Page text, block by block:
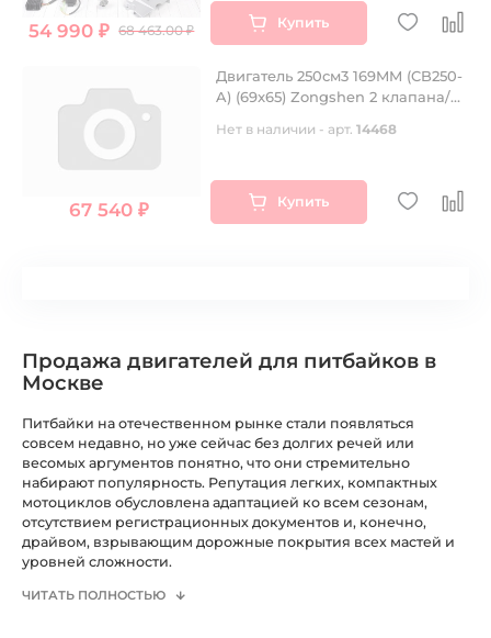
54 990 ₽ 68 463.00 ₽ Купить
67 540 ₽
Двигатель 250см3 169MM (CB250-
A) (69x65) Zongshen 2 клапана/
комплект+радиаторы
Нет в наличии - арт.14468
Купить
Продажа двигателей для питбайков в
Москве
Питбайки на отечественном рынке стали появляться
совсем недавно, но уже сейчас без долгих речей или
весомых аргументов понятно, что они стремительно
набирают популярность. Репутация легких, компактных
мотоциклов обусловлена адаптацией ко всем сезонам,
отсутствием регистрационных документов и, конечно,
драйвом, взрывающим дорожные покрытия всех мастей и
уровней сложности.
ЧИТАТЬ ПОЛНОСТЬЮ